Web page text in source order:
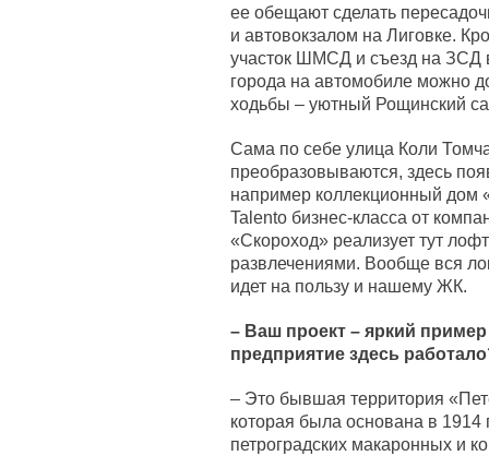
ее обещают сделать
и автовокзалом на Лиговке.
участок ШМСД и съезд на ЗСД
города на автомобиле можно
ходьбы – уютный Рощинский
Сама по себе улица Коли
преобразовываются, здесь
например коллекционный дом
Talento бизнес-класса от
«Скороход» реализует тут
развлечениями. Вообще вся
идет на пользу и нашему ЖК.
– Ваш проект – яркий
предприятие здесь
– Это бывшая территория
которая была основана в 1914
петроградских макаронных и